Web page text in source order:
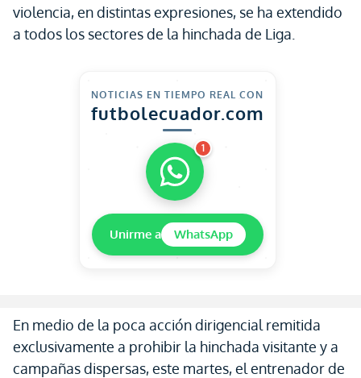
violencia, en distintas expresiones, se ha extendido
a todos los sectores de la hinchada de Liga.
NOTICIAS EN TIEMPO REAL CON
futbolecuador.com
1
Unirme a WhatsApp
En medio de la poca acción dirigencial remitida
exclusivamente a prohibir la hinchada visitante y a
campañas dispersas, este martes, el entrenador de